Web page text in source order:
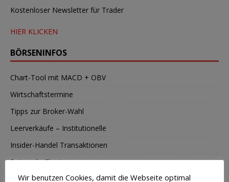
Kostenloser Newsletter für Trader
HIER KLICKEN
BÖRSENINFOS
Chart-Tool mit MACD + OBV
Wirtschaftstermine
Tipps zur Broker-Wahl
Leerverkäufe – Institutionelle
Insider-Handel Transaktionen
Saisonale Charts
Wir benutzen Cookies, damit die Webseite optimal